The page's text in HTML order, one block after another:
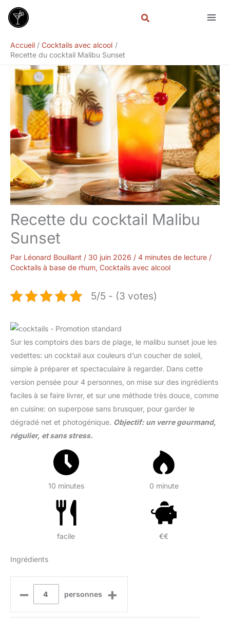
Aller
Accueil
Cocktails avec alcool
Recette du cocktail Malibu Sunset
Recette du cocktail Malibu
Sunset
Par Léonard Bouillant / 30 juin 2026 / 4 minutes de lecture /
Cocktails à base de rhum, Cocktails avec alcool
5/5 - (3 votes)
Sur les comptoirs des bars de plage, le malibu sunset joue les
vedettes: un cocktail aux couleurs d’un coucher de soleil,
simple à préparer et spectaculaire à regarder. Dans cette
version pensée pour 4 personnes, on mise sur des ingrédients
faciles à se faire livrer, et sur une méthode très douce, comme
en cuisine: on superpose sans brusquer, pour garder le
dégradé net et photogénique. Objectif: un verre gourmand,
régulier, et sans stress.
10 minutes 0 minute
facile €€
Ingrédients
– personnes +